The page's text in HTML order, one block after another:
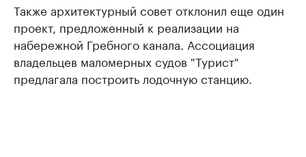
Также архитектурный совет отклонил еще один
проект, предложенный к реализации на
набережной Гребного канала. Ассоциация
владельцев маломерных судов "Турист"
предлагала построить лодочную станцию.